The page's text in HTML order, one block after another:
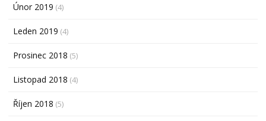
Únor 2019 (4)
Leden 2019 (4)
Prosinec 2018 (5)
Listopad 2018 (4)
Říjen 2018 (5)